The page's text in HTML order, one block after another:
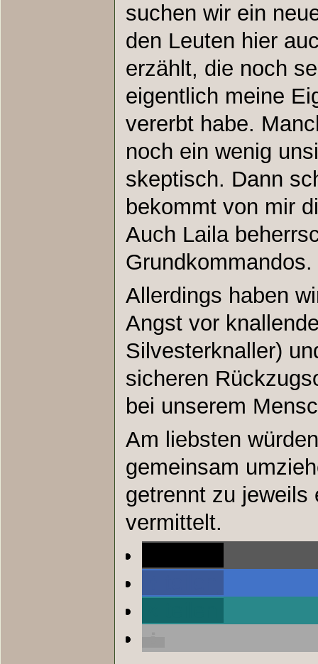
suchen wir ein
den Leuten hier
erzählt, die noch
eigentlich meine
vererbt habe.
noch ein wenig
skeptisch. Dann
bekommt von mir
Auch Laila
Grundkommandos.
Allerdings haben
Angst vor
Silvesterknaller)
sicheren
bei unserem
Am liebsten
gemeinsam
getrennt zu jeweils
vermittelt.